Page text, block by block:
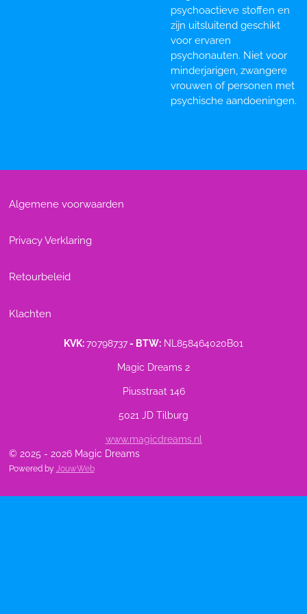
psychoactieve stoffen en
zijn uitsluitend geschikt
voor ervaren
psychonauten. Niet voor
minderjarigen, zwangere
vrouwen of personen met
psychische aandoeningen.
Algemene voorwaarden
Privacy Verklaring
Retourbeleid
Klachten
KVK:70798737- BTW: NL858464020B01
Magic Dreams 2
Piusstraat 146
5021 JD Tilburg
www.magicdreams.nl
© 2025 - 2026 Magic Dreams
Powered by JouwWeb